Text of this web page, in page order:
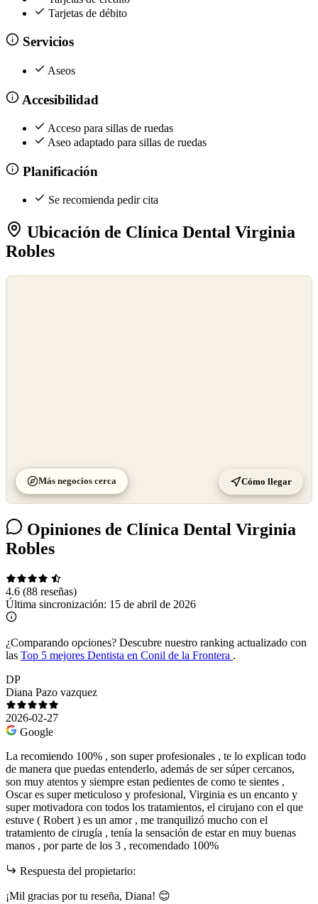
Tarjetas de débito
Servicios
Aseos
Accesibilidad
Acceso para sillas de ruedas
Aseo adaptado para sillas de ruedas
Planificación
Se recomienda pedir cita
Ubicación de Clínica Dental Virginia
Robles
Más negocios cerca Cómo llegar
Opiniones de Clínica Dental Virginia
Robles
4.6 (88 reseñas)
Última sincronización: 15 de abril de 2026
¿Comparando opciones? Descubre nuestro ranking actualizado con
las Top 5 mejores Dentista en Conil de la Frontera .
DP
Diana Pazo vazquez
2026-02-27
Google
La recomiendo 100% , son super profesionales , te lo explican todo
de manera que puedas entenderlo, además de ser súper cercanos,
son muy atentos y siempre estan pedientes de como te sientes ,
Oscar es super meticuloso y profesional, Virginia es un encanto y
super motivadora con todos los tratamientos, el cirujano con el que
estuve ( Robert ) es un amor , me tranquilizó mucho con el
tratamiento de cirugía , tenía la sensación de estar en muy buenas
manos , por parte de los 3 , recomendado 100%
Respuesta del propietario:
¡Mil gracias por tu reseña, Diana! 😊